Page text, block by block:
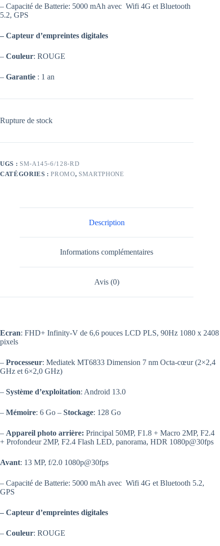
– Capacité de Batterie: 5000 mAh avec Wifi 4G et Bluetooth
5.2, GPS
– Capteur d’empreintes digitales
– Couleur: ROUGE
– Garantie : 1 an
Rupture de stock
UGS : SM-A145-6/128-RD
CATÉGORIES :PROMO, SMARTPHONE
Description
Informations complémentaires
Avis (0)
Ecran: FHD+ Infinity-V de 6,6 pouces LCD PLS, 90Hz 1080 x 2408
pixels
– Processeur: Mediatek MT6833 Dimension 7 nm Octa-cœur (2×2,4
GHz et 6×2,0 GHz)
– Système d’exploitation: Android 13.0
– Mémoire: 6 Go – Stockage: 128 Go
– Appareil photo arrière: Principal 50MP, F1.8 + Macro 2MP, F2.4
+ Profondeur 2MP, F2.4 Flash LED, panorama, HDR 1080p@30fps
Avant: 13 MP, f/2.0 1080p@30fps
– Capacité de Batterie: 5000 mAh avec Wifi 4G et Bluetooth 5.2,
GPS
– Capteur d’empreintes digitales
– Couleur: ROUGE